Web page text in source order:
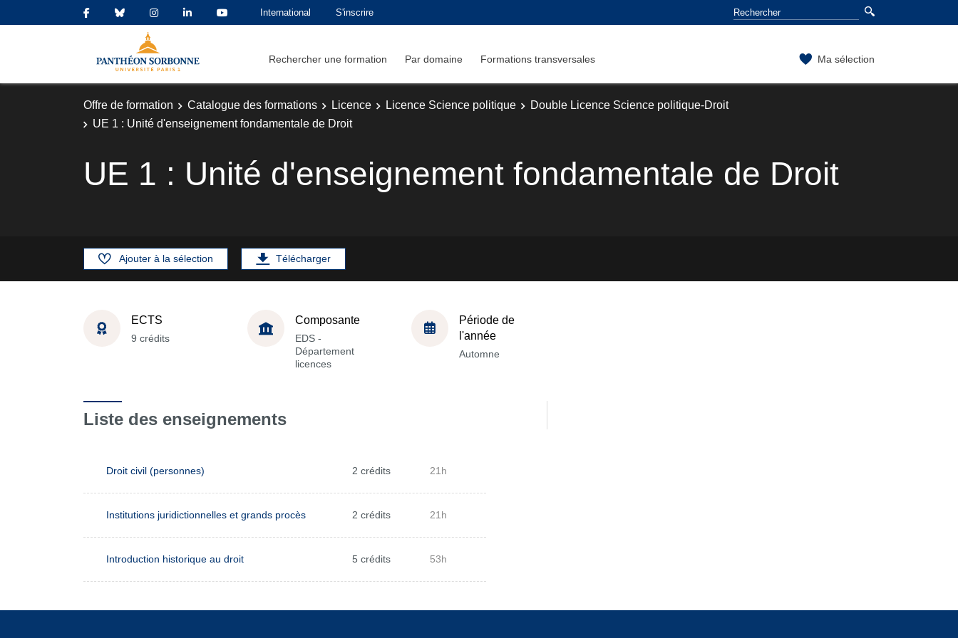
International S'inscrire
Rechercher une formation Par domaine Formations transversales Ma sélection
Offre de formation Catalogue des formations Licence Licence Science politique
Double Licence Science politique-Droit
UE 1 : Unité d'enseignement fondamentale de Droit
UE 1 : Unité d'enseignement fondamentale de Droit
Ajouter à la sélection Télécharger
ECTS
9 crédits
Composante
EDS -
Département
licences
Période de
l'année
Automne
Liste des enseignements
Droit civil (personnes) 2 crédits 21h
Institutions juridictionnelles et grands procès 2 crédits 21h
Introduction historique au droit 5 crédits 53h